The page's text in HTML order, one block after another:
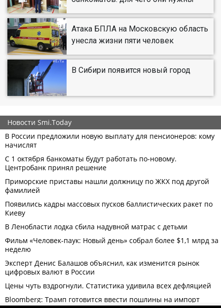
Атака БПЛА на Московскую область
унесла жизни пяти человек
В Сибири появится новый город